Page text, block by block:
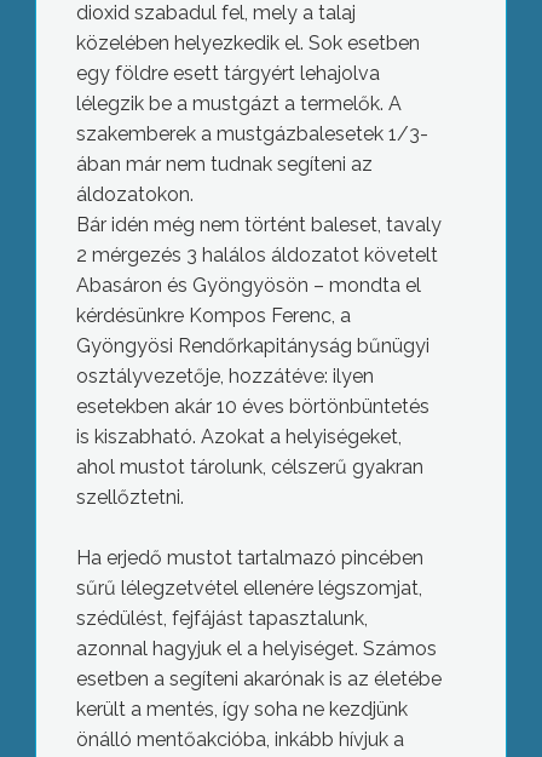
dioxid szabadul fel, mely a talaj
közelében helyezkedik el. Sok esetben
egy földre esett tárgyért lehajolva
lélegzik be a mustgázt a termelők. A
szakemberek a mustgázbalesetek 1/3-
ában már nem tudnak segíteni az
áldozatokon.
Bár idén még nem történt baleset, tavaly
2 mérgezés 3 halálos áldozatot követelt
Abasáron és Gyöngyösön – mondta el
kérdésünkre Kompos Ferenc, a
Gyöngyösi Rendőrkapitányság bűnügyi
osztályvezetője, hozzátéve: ilyen
esetekben akár 10 éves börtönbüntetés
is kiszabható. Azokat a helyiségeket,
ahol mustot tárolunk, célszerű gyakran
szellőztetni.
Ha erjedő mustot tartalmazó pincében
sűrű lélegzetvétel ellenére légszomjat,
szédülést, fejfájást tapasztalunk,
azonnal hagyjuk el a helyiséget. Számos
esetben a segíteni akarónak is az életébe
került a mentés, így soha ne kezdjünk
önálló mentőakcióba, inkább hívjuk a